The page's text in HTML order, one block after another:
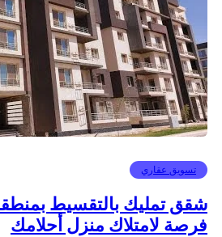
تسويق عقاري
شقق تمليك بالتقسيط
فرصة لامتلاك منزل أحلامك